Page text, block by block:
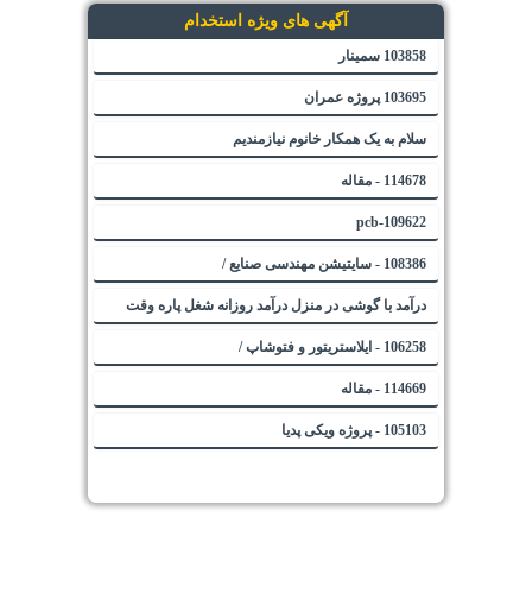
آگهی های ویژه استخدام
103858 سمینار
103695 پروژه عمران
سلام به یک همکار خانوم نیازمندیم
114678 - مقاله
pcb-109622
108386 - سایتیشن مهندسی صنایع /
درآمد با گوشی در منزل درآمد روزانه شغل پاره وقت
106258 - ایلاستریتور و فتوشاپ /
114669 - مقاله
105103 - پروژه ویکی پدیا